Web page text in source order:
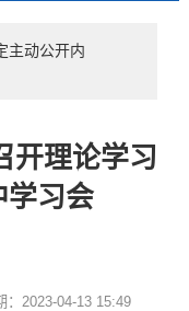
主动公开内
开理论学习
学习会
：2023-04-13 15:49